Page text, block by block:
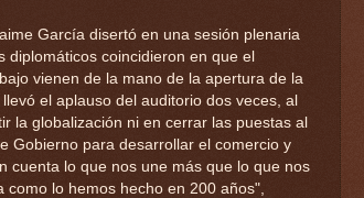
García disertó en una sesión plenaria
diplomáticos coincidieron en que el
vienen de la mano de la apertura de la
el aplauso del auditorio dos veces, al
la globalización ni en cerrar las puestas al
Gobierno para desarrollar el comercio y
cuenta lo que nos une más que lo que nos
lo hemos hecho en 200 años",